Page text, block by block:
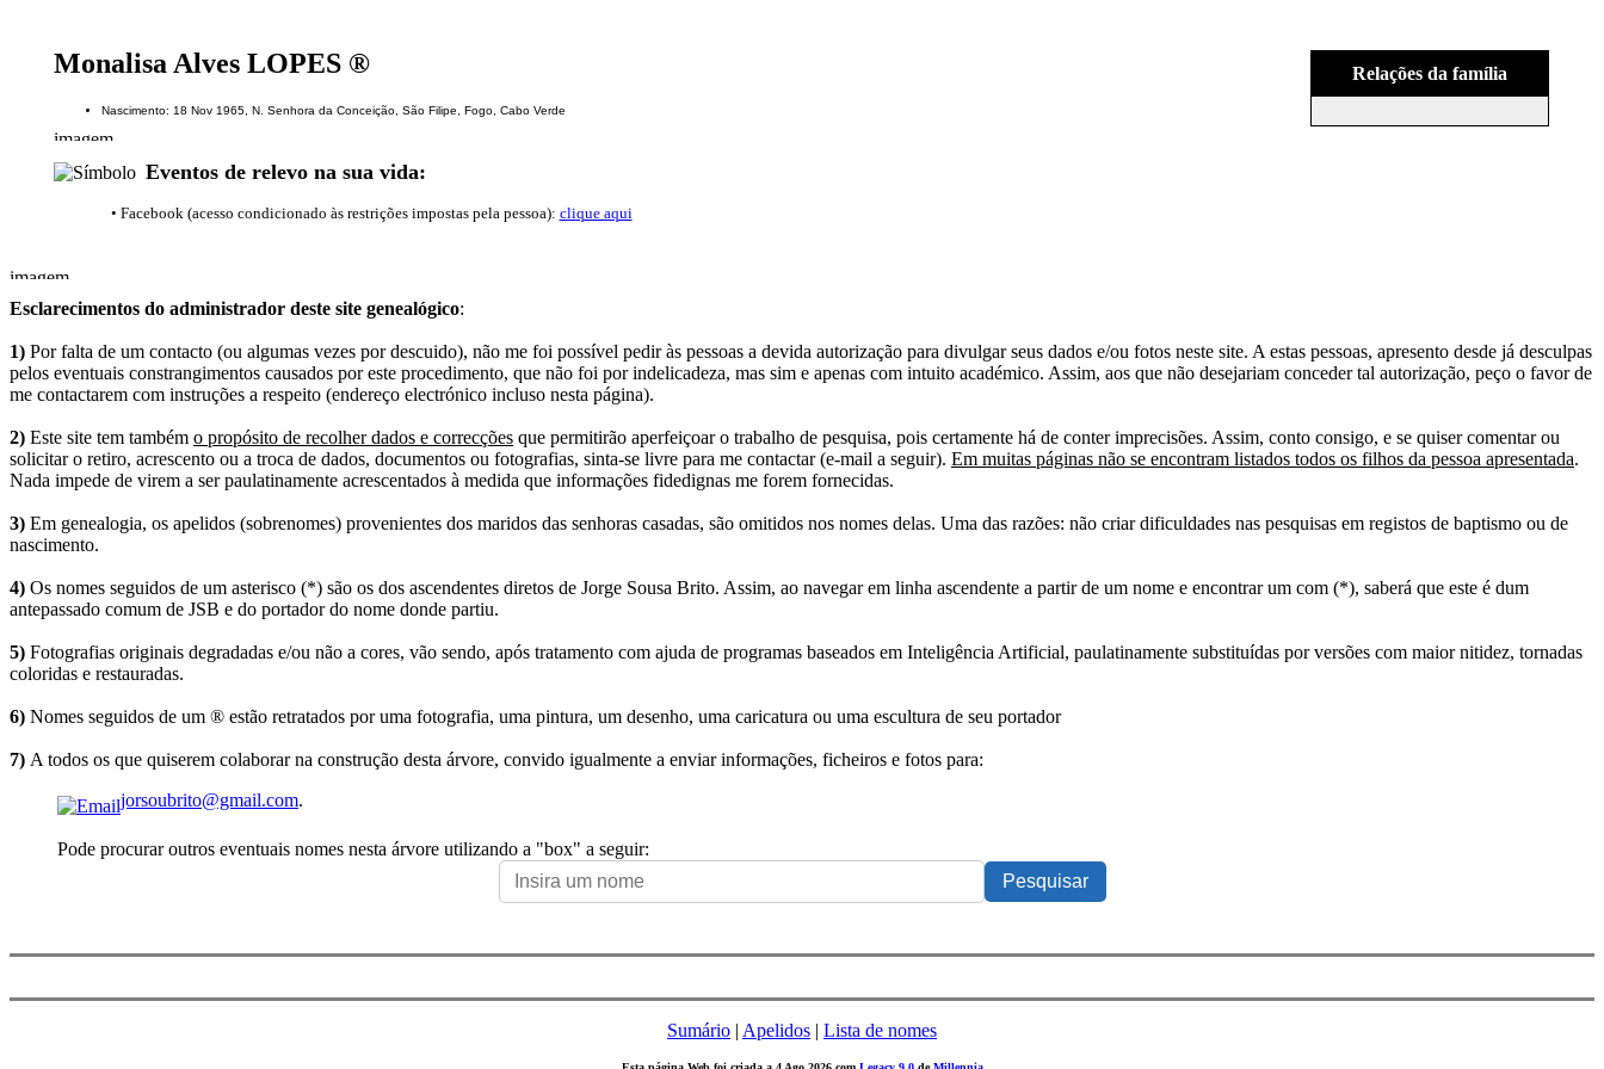
Relações da família
Monalisa Alves LOPES ®
Nascimento: 18 Nov 1965, N. Senhora da Conceição, São Filipe, Fogo, Cabo Verde
Eventos de relevo na sua vida:
• Facebook (acesso condicionado às restrições impostas pela pessoa): clique aqui
Esclarecimentos do administrador deste site genealógico:
1) Por falta de um contacto (ou algumas vezes por descuido), não me foi possível pedir às pessoas a devida autorização para divulgar seus dados e/ou fotos neste site. A estas pessoas, apresento desde já desculpas
pelos eventuais constrangimentos causados por este procedimento, que não foi por indelicadeza, mas sim e apenas com intuito académico. Assim, aos que não desejariam conceder tal autorização, peço o favor de
me contactarem com instruções a respeito (endereço electrónico incluso nesta página).
2) Este site tem também o propósito de recolher dados e correcções que permitirão aperfeiçoar o trabalho de pesquisa, pois certamente há de conter imprecisões. Assim, conto consigo, e se quiser comentar ou
solicitar o retiro, acrescento ou a troca de dados, documentos ou fotografias, sinta-se livre para me contactar (e-mail a seguir). Em muitas páginas não se encontram listados todos os filhos da pessoa apresentada.
Nada impede de virem a ser paulatinamente acrescentados à medida que informações fidedignas me forem fornecidas.
3) Em genealogia, os apelidos (sobrenomes) provenientes dos maridos das senhoras casadas, são omitidos nos nomes delas. Uma das razões: não criar dificuldades nas pesquisas em registos de baptismo ou de
nascimento.
4) Os nomes seguidos de um asterisco (*) são os dos ascendentes diretos de Jorge Sousa Brito. Assim, ao navegar em linha ascendente a partir de um nome e encontrar um com (*), saberá que este é dum
antepassado comum de JSB e do portador do nome donde partiu.
5) Fotografias originais degradadas e/ou não a cores, vão sendo, após tratamento com ajuda de programas baseados em Inteligência Artificial, paulatinamente substituídas por versões com maior nitidez, tornadas
coloridas e restauradas.
6) Nomes seguidos de um ® estão retratados por uma fotografia, uma pintura, um desenho, uma caricatura ou uma escultura de seu portador
7) A todos os que quiserem colaborar na construção desta árvore, convido igualmente a enviar informações, ficheiros e fotos para:
jorsoubrito@gmail.com.
Pode procurar outros eventuais nomes nesta árvore utilizando a "box" a seguir:
Sumário | Apelidos | Lista de nomes